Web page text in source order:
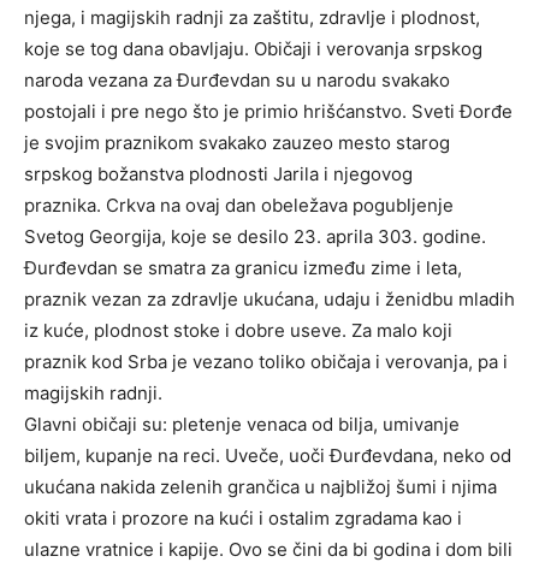
njega, i magijskih radnji za zaštitu, zdravlje i plodnost,
koje se tog dana obavljaju. Običaji i verovanja srpskog
naroda vezana za Đurđevdan su u narodu svakako
postojali i pre nego što je primio hrišćanstvo. Sveti Đorđe
je svojim praznikom svakako zauzeo mesto starog
srpskog božanstva plodnosti Jarila i njegovog
praznika. Crkva na ovaj dan obeležava pogubljenje
Svetog Georgija, koje se desilo 23. aprila 303. godine.
Đurđevdan se smatra za granicu između zime i leta,
praznik vezan za zdravlje ukućana, udaju i ženidbu mladih
iz kuće, plodnost stoke i dobre useve. Za malo koji
praznik kod Srba je vezano toliko običaja i verovanja, pa i
magijskih radnji.
Glavni običaji su: pletenje venaca od bilja, umivanje
biljem, kupanje na reci. Uveče, uoči Đurđevdana, neko od
ukućana nakida zelenih grančica u najbližoj šumi i njima
okiti vrata i prozore na kući i ostalim zgradama kao i
ulazne vratnice i kapije. Ovo se čini da bi godina i dom bili